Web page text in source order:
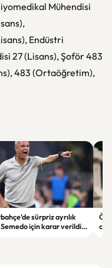
Mühendisi
Endüstri
27 (Lisans), Şoför 483
483 (Ortaöğretim),
sürpriz ayrılık
Semedo için karar verildi